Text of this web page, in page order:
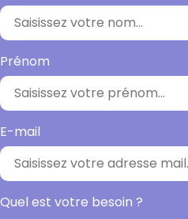
Prénom
E-mail
Quel est votre besoin ?